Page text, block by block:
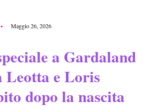
Maggio 26, 2026
a Gardaland
Leotta e Loris
dopo la nascita